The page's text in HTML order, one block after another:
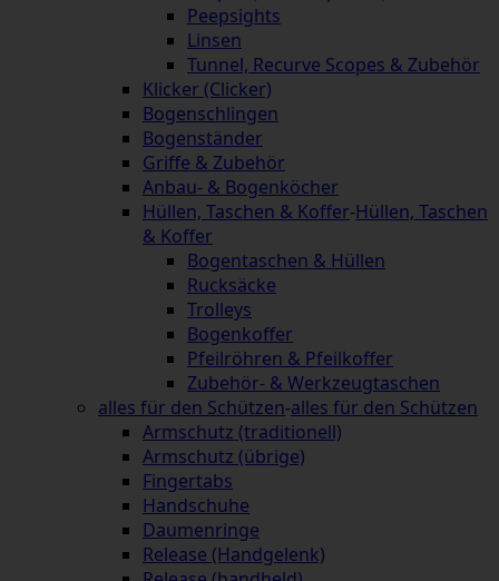
Peepsights
Linsen
Tunnel, Recurve Scopes & Zubehör
Klicker (Clicker)
Bogenschlingen
Bogenständer
Griffe & Zubehör
Anbau- & Bogenköcher
Hüllen, Taschen & Koffer-Hüllen, Taschen
& Koffer
Bogentaschen & Hüllen
Rucksäcke
Trolleys
Bogenkoffer
Pfeilröhren & Pfeilkoffer
Zubehör- & Werkzeugtaschen
alles für den Schützen-alles für den Schützen
Armschutz (traditionell)
Armschutz (übrige)
Fingertabs
Handschuhe
Daumenringe
Release (Handgelenk)